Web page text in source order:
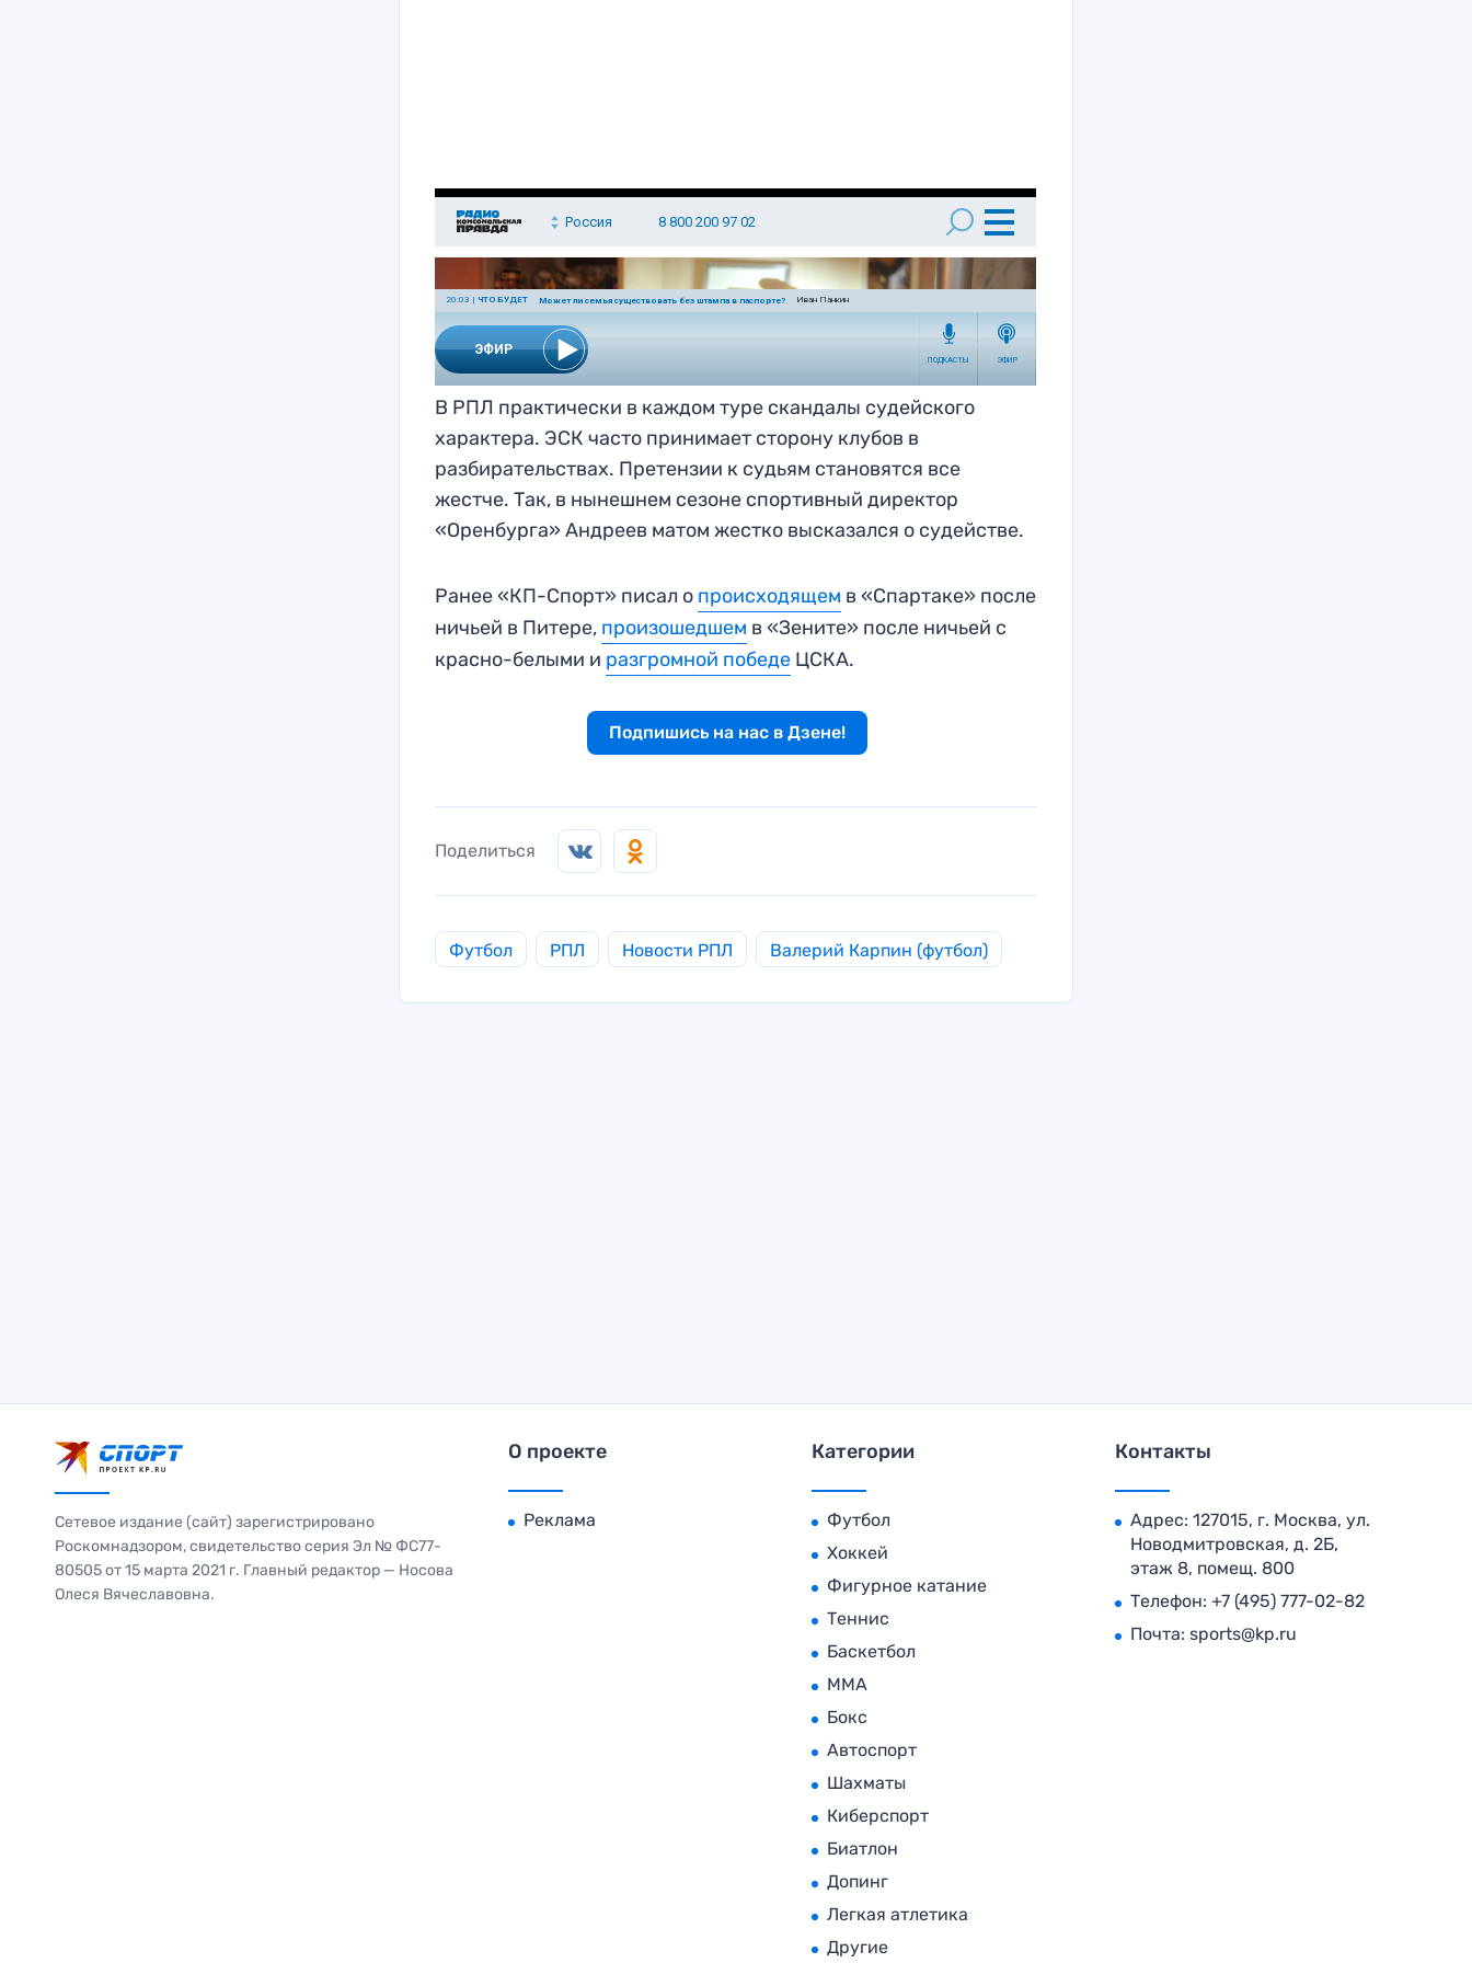
В РПЛ практически в каждом туре скандалы судейского
характера. ЭСК часто принимает сторону клубов в
разбирательствах. Претензии к судьям становятся все
жестче. Так, в нынешнем сезоне спортивный директор
«Оренбурга» Андреев матом жестко высказался о судействе.
Ранее «КП-Спорт» писал о происходящем в «Спартаке» после
ничьей в Питере, произошедшем в «Зените» после ничьей с
красно-белыми и разгромной победе ЦСКА.
Подпишись на нас в Дзене!
Поделиться
Футбол РПЛ Новости РПЛ Валерий Карпин (футбол)
Сетевое издание (сайт) зарегистрировано
Роскомнадзором, свидетельство серия Эл № ФС77-
80505 от 15 марта 2021 г. Главный редактор — Носова
Олеся Вячеславовна.
О проекте
Реклама
Категории
Футбол
Хоккей
Фигурное катание
Теннис
Баскетбол
MMA
Бокс
Автоспорт
Шахматы
Киберспорт
Биатлон
Допинг
Легкая атлетика
Другие
Контакты
Адрес: 127015, г. Москва, ул.
Новодмитровская, д. 2Б,
этаж 8, помещ. 800
Телефон: +7 (495) 777-02-82
Почта: sports@kp.ru